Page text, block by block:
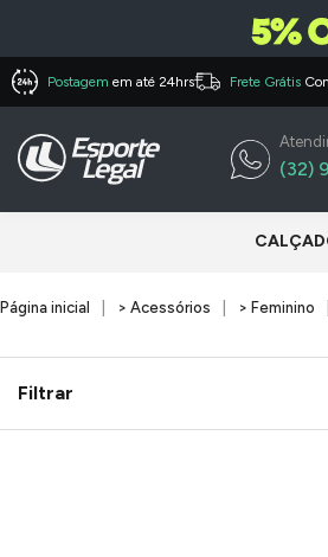
Postagem em até 24hrs Frete Grátis
(32)
Página inicial > Acessórios > Feminino
Filtrar